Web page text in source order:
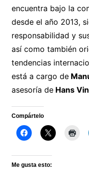
encuentra bajo la
desde el año 2013,
responsabilidad y
así como también
tendencias
está a cargo de
asesoría deHans
Compártelo
Me gusta esto: